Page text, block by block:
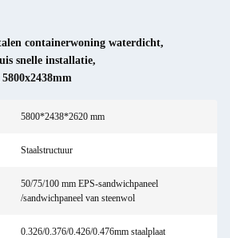
containerwoning waterdicht,
snelle installatie,
5800*2438*2620 mm
Staalstructuur
50/75/100 mm EPS-sandwichpaneel
/sandwichpaneel van steenwol
0.326/0.376/0.426/0.476mm staalplaat